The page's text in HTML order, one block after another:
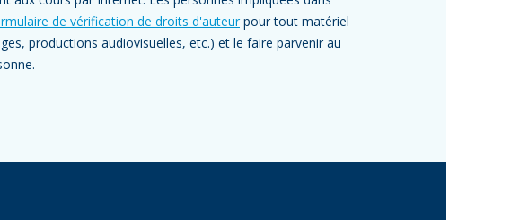
de vérification de droits d'auteur pour tout matériel
productions audiovisuelles, etc.) et le faire parvenir au